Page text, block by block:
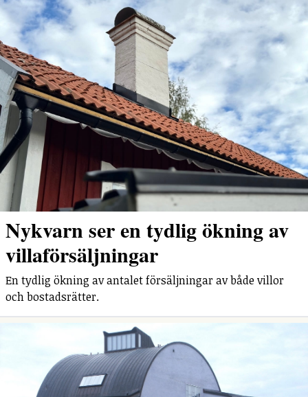
Nykvarn ser en tydlig ökning av
villaförsäljningar
En tydlig ökning av antalet försäljningar av både villor
och bostadsrätter.